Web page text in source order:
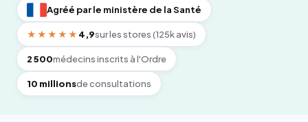
Agréé par le ministère de la Santé
★★★★★ 4,9sur les stores (125k avis)
2 500médecins inscrits à l'Ordre
10 millionsde consultations